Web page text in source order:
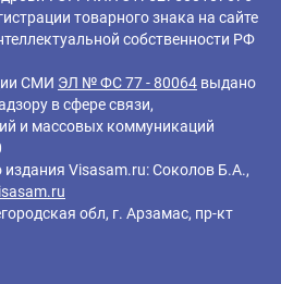
товарного знака на сайте
собственности РФ
СМИ ЭЛ № ФС 77 - 80064 выдано
в сфере связи,
и массовых коммуникаций
издания Visasam.ru: Соколов Б.А.,
обл, г. Арзамас, пр-кт